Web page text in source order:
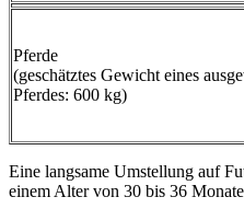
Pferde
(geschätztes Gewicht eines
Pferdes: 600 kg)
Eine langsame Umstellung auf
einem Alter von 30 bis 36